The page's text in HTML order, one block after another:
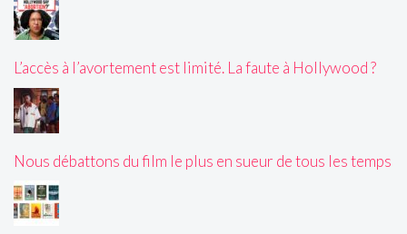
L’accès à l’avortement est limité. La faute à Hollywood ?
Nous débattons du film le plus en sueur de tous les temps